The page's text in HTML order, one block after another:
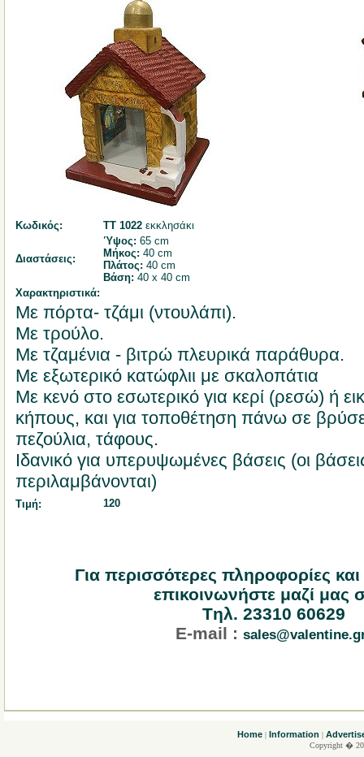
Κωδικός: ΤΤ 1022 εκκλησάκι
Διαστάσεις:
Ύψος: 65 cm
Μήκος: 40 cm
Πλάτος: 40 cm
Βάση: 40 x 40 cm
Χαρακτηριστικά:
Με πόρτα- τζάμι (ντουλάπι).
Με τρούλο.
Με τζαμένια - βιτρώ πλευρικά παράθυρα.
Με εξωτερικό κατώφλιι με σκαλοπάτια
Με κενό στο εσωτερικό για κερί (ρεσώ) ή
κήπους, και για τοποθέτηση πάνω σε
πεζούλια, τάφους.
Ιδανικό για υπερυψωμένες βάσεις (οι
περιλαμβάνονται)
Τιμή: 120
Για περισσότερες πληροφορίες
επικοινωνήστε μαζί μας
Tηλ. 23310 60629
E-mail :
Home| Information |
Copyright �